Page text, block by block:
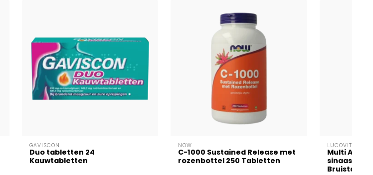
GAVISCON
Duo tabletten 24
Kauwtabletten
NOW
C-1000 Sustained Release met
rozenbottel 250 Tabletten
LUCOVITAAL
Multi A t/m